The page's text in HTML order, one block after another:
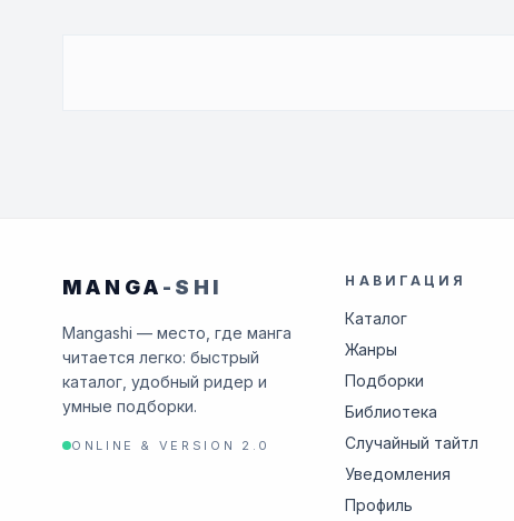
MANGA -SHI
Mangashi — место, где манга
читается легко: быстрый
каталог, удобный ридер и
умные подборки.
ONLINE & VERSION 2.0
НАВИГАЦИЯ
Каталог
Жанры
Подборки
Библиотека
Случайный тайтл
Уведомления
Профиль